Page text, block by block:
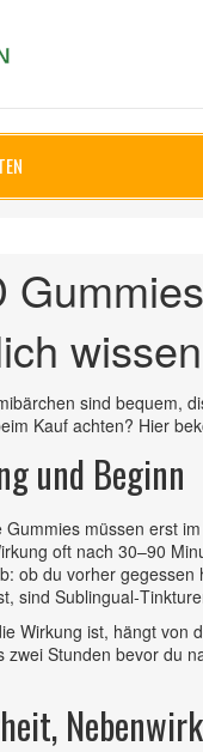
sind bequem,
Kauf achten? Hier
und Beginn
Gummies müssen erst
oft nach 30–90
ob du vorher
sind
Wirkung ist, hängt von
zwei Stunden bevor du